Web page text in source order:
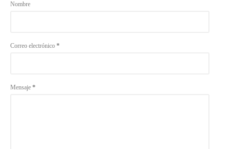
Nombre
Correo electrónico *
Mensaje *